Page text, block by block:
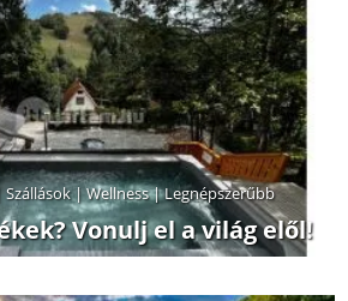
Szállások|Wellness|Legnépszerűbb
Vonulj el a világ elől!